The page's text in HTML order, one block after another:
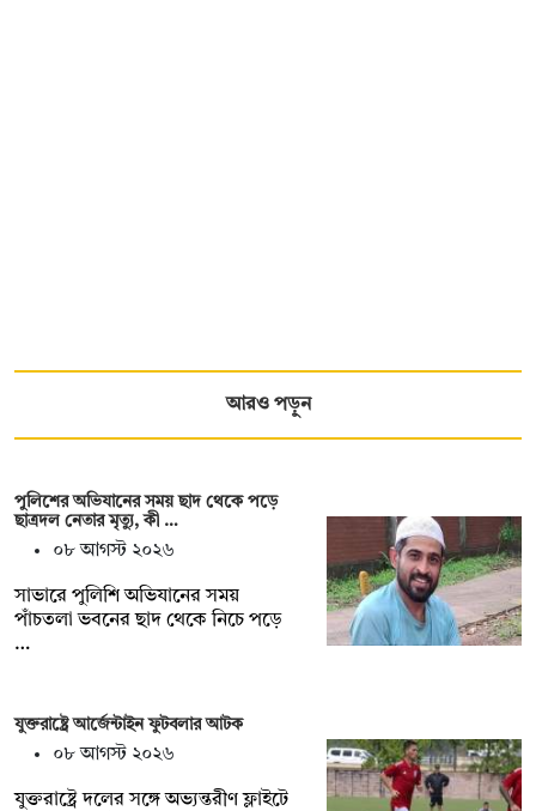
আরও পড়ুন
পুলিশের অভিযানের সময় ছাদ থেকে পড়ে
ছাত্রদল নেতার মৃত্যু, কী …
০৮ আগস্ট ২০২৬
সাভারে পুলিশি অভিযানের সময়
পাঁচতলা ভবনের ছাদ থেকে নিচে পড়ে
…
যুক্তরাষ্ট্রে আর্জেন্টাইন ফুটবলার আটক
০৮ আগস্ট ২০২৬
যুক্তরাষ্ট্রে দলের সঙ্গে অভ্যন্তরীণ ফ্লাইটে